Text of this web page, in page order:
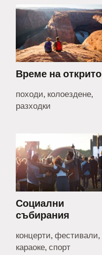
Време на открито
походи, колоездене,
разходки
Социални
събирания
концерти, фестивали,
караоке, спорт